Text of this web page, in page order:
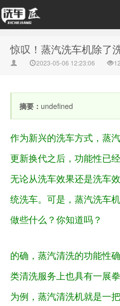
惊叹！蒸汽洗车机除了
2023-05-06 12:23:06
摘要： undefined
作为新兴的洗车方式，蒸
更新换代之后，功能性已
无论从洗车效果还是洗车
统洗车。可是，蒸汽洗车
做些什么？你知道吗？
的确，蒸汽清洗的功能性
类清洗服务上也具有一展
为例，蒸汽清洗机就是一